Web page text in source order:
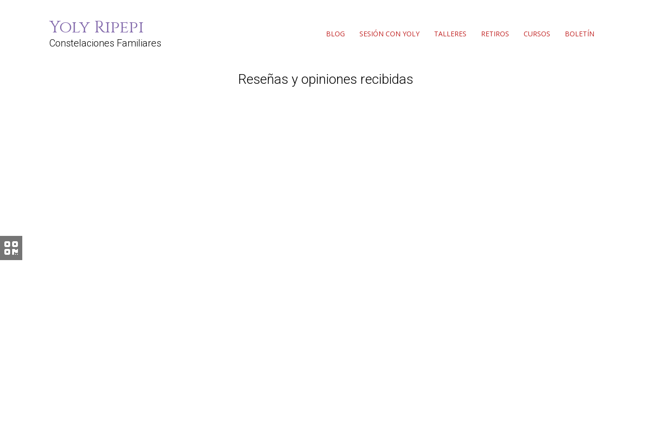
Yoly Ripepi
Constelaciones Familiares
BLOG SESIÓN CON YOLY TALLERES RETIROS CURSOS BOLETÍN
Reseñas y opiniones recibidas